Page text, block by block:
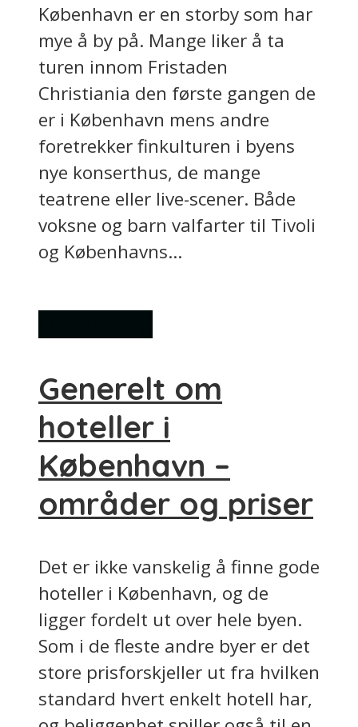
København er en storby som har
mye å by på. Mange liker å ta
turen innom Fristaden
Christiania den første gangen de
er i København mens andre
foretrekker finkulturen i byens
nye konserthus, de mange
teatrene eller live-scener. Både
voksne og barn valfarter til Tivoli
og Københavns...
Generelt om
hoteller i
København –
områder og priser
Det er ikke vanskelig å finne gode
hoteller i København, og de
ligger fordelt ut over hele byen.
Som i de fleste andre byer er det
store prisforskjeller ut fra hvilken
standard hvert enkelt hotell har,